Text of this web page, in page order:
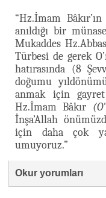
“Hz.İmam Bâkır’ın
anıldığı bir
Mukaddes Hz.Abbas
Türbesi de gerek
hatırasında (8
doğumu
anmak için
Hz.İmam Bâkır
İnşa’Allah
için daha çok
umuyoruz.”
Okur yorumları